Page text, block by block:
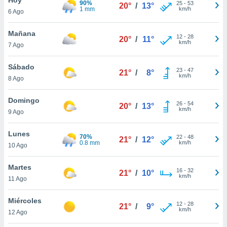
en
más
nuestra
de
cookies
aceptar
6 Ago
90%
1 mm
20° / 13° 25- 53
km/h
Mañana
7 Ago
20° / 11° 12- 28
km/h
Sábado
8 Ago
21° / 8° 23- 47
km/h
Domingo
9 Ago
20° / 13° 26- 54
km/h
Lunes
10 Ago
70%
0.8 mm
21° / 12° 22- 48
km/h
Martes
11 Ago
21° / 10° 16- 32
km/h
Miércoles
12 Ago
21° / 9° 12- 28
km/h